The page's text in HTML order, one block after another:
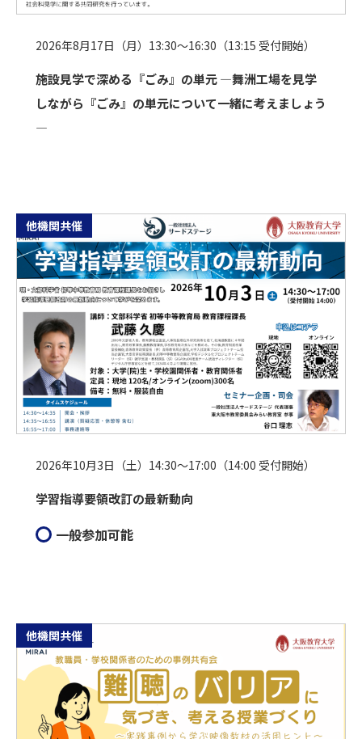
2026年8月17日（月）13:30～16:30（13:15 受付開始）
施設見学で深める『ごみ』の単元 ―舞洲工場を見学
しながら『ごみ』の単元について一緒に考えましょう
―
他機関共催
2026年10月3日（土）14:30～17:00（14:00 受付開始）
学習指導要領改訂の最新動向
一般参加可能
他機関共催